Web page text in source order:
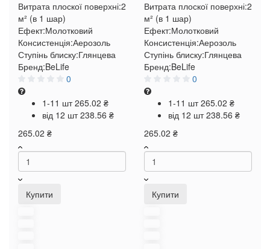
Витрата плоскої поверхні:2
м² (в 1 шар)
Ефект:Молотковий
Консистенція:Аерозоль
Ступінь блиску:Глянцева
Бренд:BeLife
0
1-11 шт265.02 ₴
від 12 шт238.56 ₴
265.02 ₴
Купити
Витрата плоскої поверхні:2
м² (в 1 шар)
Ефект:Молотковий
Консистенція:Аерозоль
Ступінь блиску:Глянцева
Бренд:BeLife
0
1-11 шт265.02 ₴
від 12 шт238.56 ₴
265.02 ₴
Купити